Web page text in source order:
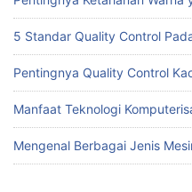
5 Standar Quality Control
Pentingnya Quality Control
Manfaat Teknologi
Mengenal Berbagai Jenis